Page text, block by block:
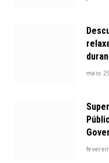
maio
2025